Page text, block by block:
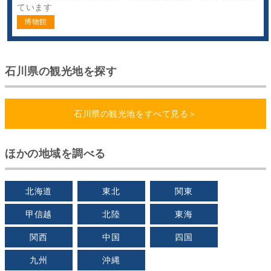
ています
博物館
石川県の観光地を探す
石川県の観光地をすべて見る＞
ほかの地域を調べる
北海道 東北 関東
甲信越 北陸 東海
関西 中国 四国
九州 沖縄